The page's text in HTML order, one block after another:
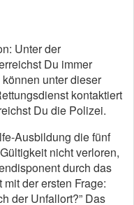
Unter der
Du immer
unter dieser
kontaktiert
Du die Polizei.
Ausbildung die fünf
nicht verloren,
durch das
der ersten Frage:
der Unfallort?” Das